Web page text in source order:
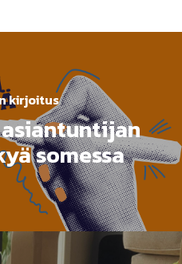
kirjoitus
somessa